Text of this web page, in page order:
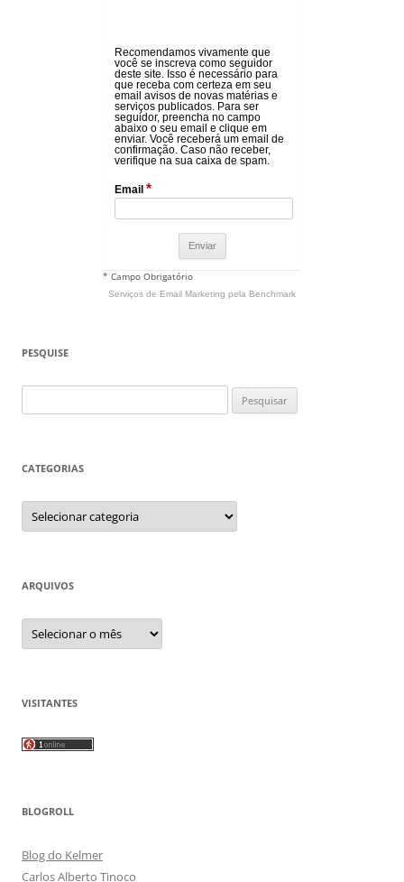
Recomendamos vivamente que
você se inscreva como seguidor
deste site. Isso é necessário para
que receba com certeza em seu
email avisos de novas matérias e
serviços publicados. Para ser
seguidor, preencha no campo
abaixo o seu email e clique em
enviar. Você receberá um email de
confirmação. Caso não receber,
verifique na sua caixa de spam.
Email *
* Campo Obrigatório
Serviços de Email Marketing pela Benchmark
PESQUISE
por:
CATEGORIAS
Categorias
ARQUIVOS
Arquivos
VISITANTES
BLOGROLL
Blog do Kelmer
Carlos Alberto Tinoco